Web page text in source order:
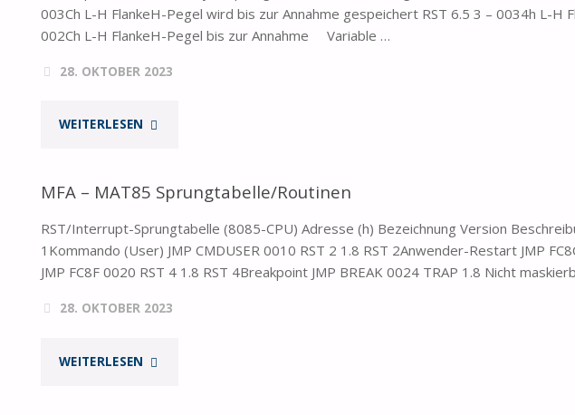
BEINE
MACHEN"
003Ch L-H FlankeH-Pegel wird bis zur Annahme gespeichert RST 6.5 3 – 0034h L-H
002Ch L-H FlankeH-Pegel bis zur Annahme Variable …
28. OKTOBER 2023
WEITERLESEN "MFA
INTERRUPT"
MFA – MAT85 Sprungtabelle/Routinen
RST/Interrupt-Sprungtabelle (8085-CPU) Adresse (h) Bezeichnung Version
1Kommando (User) JMP CMDUSER 0010 RST 2 1.8 RST 2Anwender-Restart JMP
JMP FC8F 0020 RST 4 1.8 RST 4Breakpoint JMP BREAK 0024 TRAP 1.8 Nicht
28. OKTOBER 2023
WEITERLESEN "MFA